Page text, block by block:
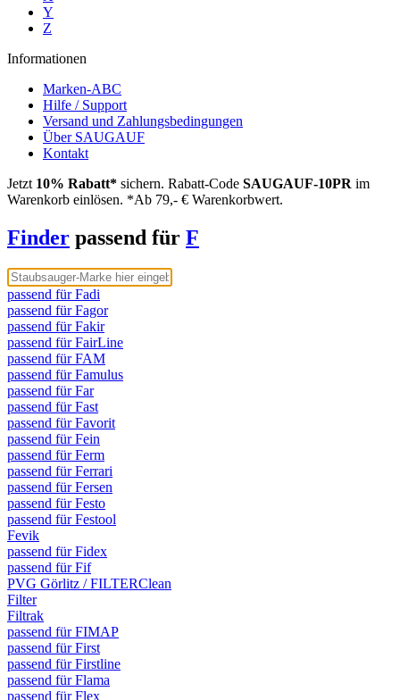
Y
Z
Informationen
Marken-ABC
Hilfe / Support
Versand und Zahlungsbedingungen
Über SAUGAUF
Kontakt
Jetzt 10% Rabatt* sichern. Rabatt-Code SAUGAUF-10PR im
Warenkorb einlösen. *Ab 79,- € Warenkorbwert.
Finder passend für F
passend für Fadi
passend für Fagor
passend für Fakir
passend für FairLine
passend für FAM
passend für Famulus
passend für Far
passend für Fast
passend für Favorit
passend für Fein
passend für Ferm
passend für Ferrari
passend für Fersen
passend für Festo
passend für Festool
Fevik
passend für Fidex
passend für Fif
PVG Görlitz / FILTERClean
Filter
Filtrak
passend für FIMAP
passend für First
passend für Firstline
passend für Flama
passend für Flex